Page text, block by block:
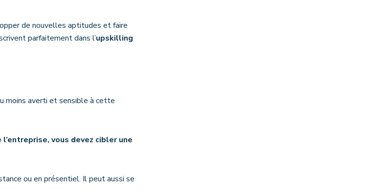
de nouvelles aptitudes et faire
parfaitement dans l’upskilling
moins averti et sensible à cette
vous devez cibler une
ou en présentiel. Il peut aussi se